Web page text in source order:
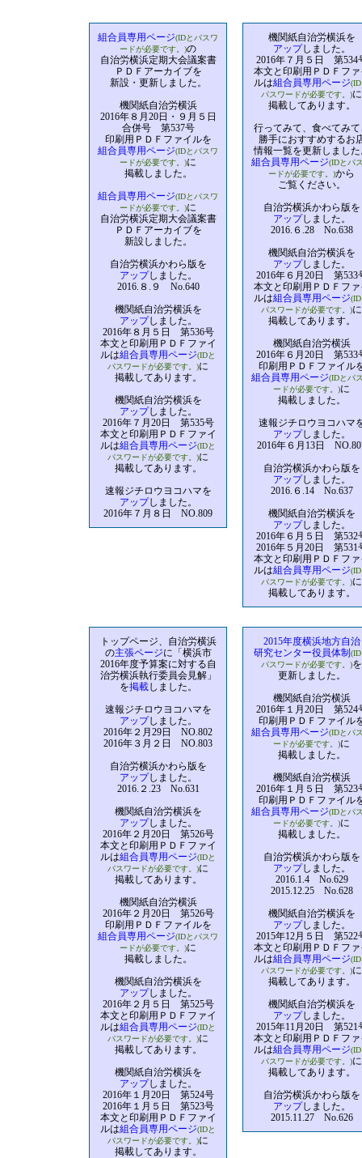
組合員専用ページ(IDとパスワ
ードが必要です。)の
自治労横浜定期大会議案書
ＰＤＦアーカイブを
新設・更新しました。
機関紙自治労横浜
2016年８月20日・９月５日
合併号 第537号
印刷用ＰＤＦファイルを
組合員専用ページ(IDとパスワ
ードが必要です。)に
掲載しました。
組合員専用ページ(IDとパスワ
ードが必要です。)に
自治労横浜定期大会議案書
ＰＤＦアーカイブを
新設しました。
自治労横浜かわら版を
アップしました。
2016.８.９ No.640
機関紙自治労横浜を
アップしました。
2016年８月５日 第536号
本文と印刷用ＰＤＦファイ
ルは組合員専用ページ(IDと
パスワードが必要です。)に
掲載してあります。
機関紙自治労横浜を
アップしました。
2016年７月20日 第535号
本文と印刷用ＰＤＦファイ
ルは組合員専用ページ(IDと
パスワードが必要です。)に
掲載してあります。
速報ジチロウヨコハマを
アップしました。
2016年７月８日 NO.809
機関紙自治労横浜を
アップしました。
2016年７月５日 第534
本文と印刷用ＰＤＦファ
ルは組合員専用ページ
パスワードが必要です。)に
掲載してあります。
行ってみて、食べてみて
勝手におすすめするお
情報一覧を更新しました
組合員専用ページ(IDとパ
ードが必要です。)から
ご覧ください。
自治労横浜かわら版を
アップしました。
2016.６.28 No.638
機関紙自治労横浜を
アップしました。
2016年６月20日 第533
本文と印刷用ＰＤＦファ
ルは組合員専用ページ
パスワードが必要です。)に
掲載してあります。
機関紙自治労横浜
2016年６月20日 第533
印刷用ＰＤＦファイル
組合員専用ページ(IDとパ
ードが必要です。)に
掲載しました。
速報ジチロウヨコハマ
アップしました。
2016年６月13日
自治労横浜かわら版を
アップしました。
2016.６.14 No.637
機関紙自治労横浜を
アップしました。
2016年６月５日 第532
2016年５月20日 第531
本文と印刷用ＰＤＦファ
ルは組合員専用ページ
パスワードが必要です。)に
掲載してあります。
トップページ、自治労横浜
の主張ページに「横浜市
2016年度予算案に対する自
治労横浜執行委員会見解」
を掲載しました。
速報ジチロウヨコハマを
アップしました。
2016年２月29日 NO.802
2016年３月２日 NO.803
自治労横浜かわら版を
アップしました。
2016.２.23 No.631
機関紙自治労横浜を
アップしました。
2016年２月20日 第526号
本文と印刷用ＰＤＦファイ
ルは組合員専用ページ(IDと
パスワードが必要です。)に
掲載してあります。
機関紙自治労横浜
2016年２月20日 第526号
印刷用ＰＤＦファイルを
組合員専用ページ(IDとパスワ
ードが必要です。)に
掲載しました。
機関紙自治労横浜を
アップしました。
2016年２月５日 第525号
本文と印刷用ＰＤＦファイ
ルは組合員専用ページ(IDと
パスワードが必要です。)に
掲載してあります。
機関紙自治労横浜を
アップしました。
2016年１月20日 第524号
2016年１月５日 第523号
本文と印刷用ＰＤＦファイ
ルは組合員専用ページ(IDと
パスワードが必要です。)に
掲載してあります。
2015年度横浜地方自治
研究センター役員体制
パスワードが必要です。)を
更新しました。
機関紙自治労横浜
2016年１月20日 第524
印刷用ＰＤＦファイル
組合員専用ページ(IDとパ
ードが必要です。)に
掲載しました。
機関紙自治労横浜
2016年１月５日 第523
印刷用ＰＤＦファイル
組合員専用ページ(IDとパ
ードが必要です。)に
掲載しました。
自治労横浜かわら版を
アップしました。
2016.1.4 No.629
2015.12.25 No.628
機関紙自治労横浜を
アップしました。
2015年12月５日 第522
本文と印刷用ＰＤＦファ
ルは組合員専用ページ
パスワードが必要です。)に
掲載してあります。
機関紙自治労横浜を
アップしました。
2015年11月20日 第521
本文と印刷用ＰＤＦファ
ルは組合員専用ページ
パスワードが必要です。)に
掲載してあります。
自治労横浜かわら版を
アップしました。
2015.11.27 No.626